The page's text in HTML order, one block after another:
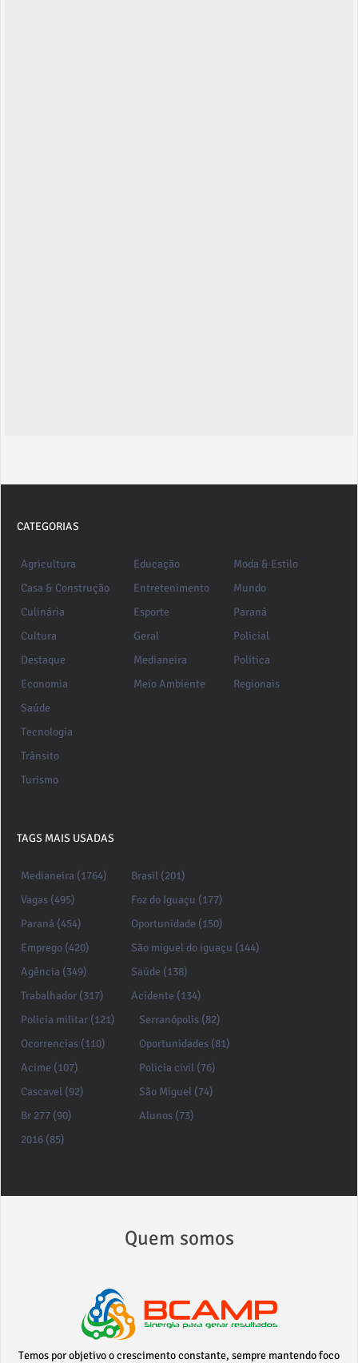
CATEGORIAS
Agricultura
Casa & Construção
Culinária
Cultura
Destaque
Economia
Educação
Entretenimento
Esporte
Geral
Medianeira
Meio Ambiente
Moda & Estilo
Mundo
Paraná
Policial
Política
Regionais
Saúde
Tecnologia
Trânsito
Turismo
TAGS MAIS USADAS
Medianeira (1764)
Vagas (495)
Paraná (454)
Emprego (420)
Agência (349)
Trabalhador (317)
Brasil (201)
Foz do Iguaçu (177)
Oportunidade (150)
São miguel do iguaçu (144)
Saúde (138)
Acidente (134)
Policia militar (121)
Ocorrencias (110)
Acime (107)
Cascavel (92)
Br 277 (90)
2016 (85)
Serranópolis (82)
Oportunidades (81)
Policia civil (76)
São Miguel (74)
Alunos (73)
Quem somos
Temos por objetivo o crescimento constante, sempre mantendo foco